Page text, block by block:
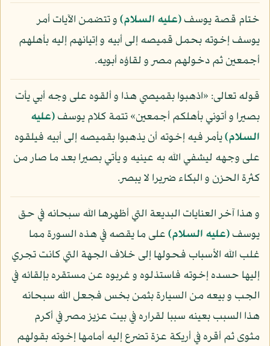
ختام قصة يوسف(عليه السلام)و تتضمن الآيات أمر
يوسف إخوته بحمل قميصه إلى أبيه و إتيانهم إليه بأهلهم
أجمعين ثم دخولهم مصر و لقاؤه أبويه.
قوله تعالى: «اذهبوا بقميصي هذا و ألقوه على وجه أبي يأت
بصيرا و أتوني بأهلكم أجمعين» تتمة كلام يوسف(عليه
السلام)يأمر فيه إخوته أن يذهبوا بقميصه إلى أبيه فيلقوه
على وجهه ليشفي الله به عينيه و يأتي بصيرا بعد ما صار من
كثرة الحزن و البكاء ضريرا لا يبصر.
و هذا آخر العنايات البديعة التي أظهرها الله سبحانه في حق
يوسف(عليه السلام)على ما يقصه في هذه السورة مما
غلب الله الأسباب فحولها إلى خلاف الجهة التي كانت تجري
إليها حسده إخوته فاستذلوه و غربوه عن مستقره بإلقائه في
الجب و بيعه من السيارة بثمن بخس فجعل الله سبحانه
هذا السبب بعينه سببا لقراره في بيت عزيز مصر في أكرم
مثوى ثم أقره في أريكة عزة تضرع إليه أمامها إخوته بقولهم